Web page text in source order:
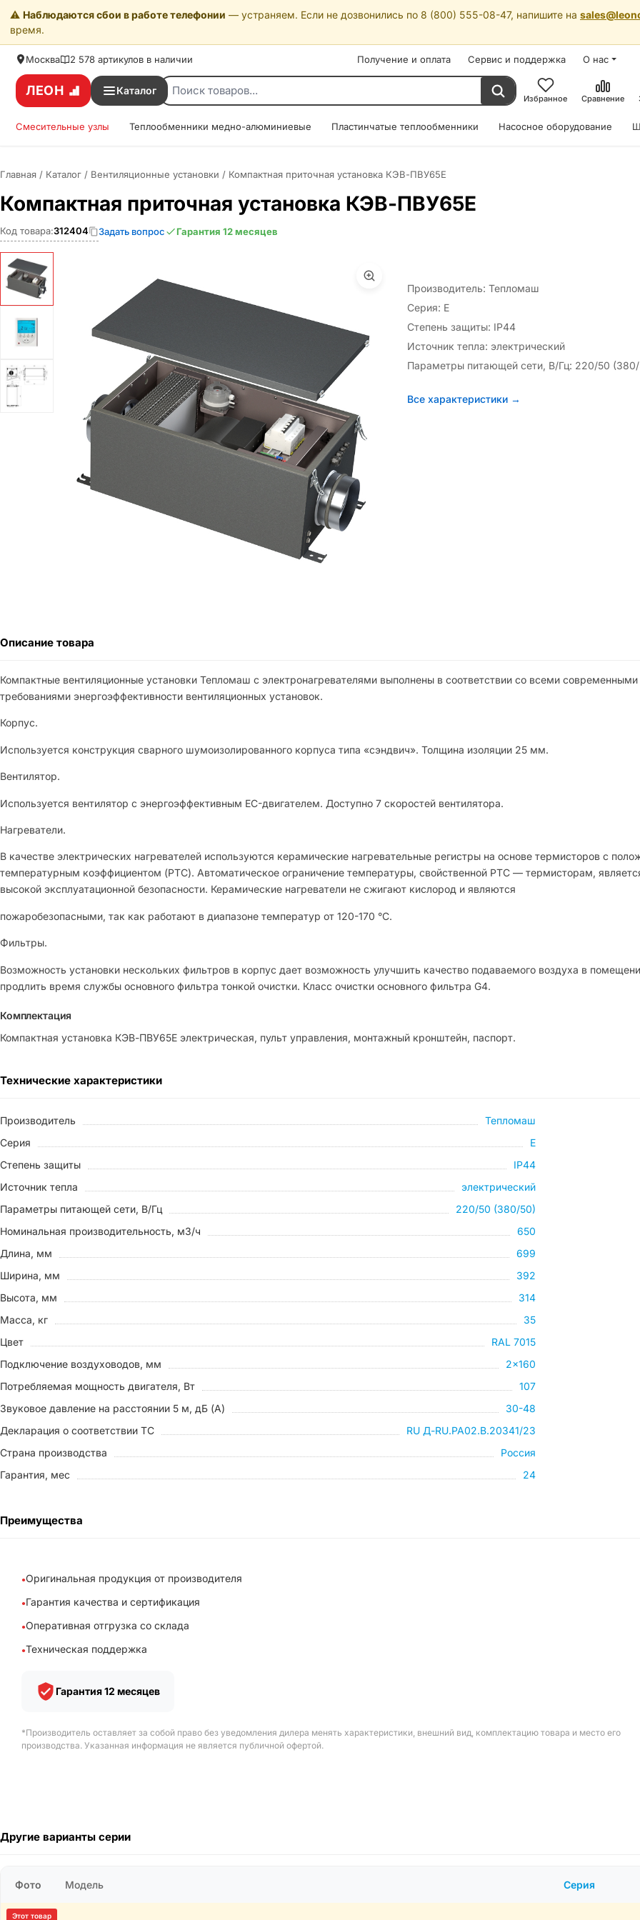
⚠️ Наблюдаются сбои в работе телефонии — устраняем. Если не дозвонились по 8 (800) 555-08-47, напишите на
время.
Москва 2 578 артикулов в наличии Получение и оплата Сервис и поддержка О нас
ЛЕОН Каталог
Избранное Сравнение
Смесительные узлы Теплообменники медно-алюминиевые Пластинчатые теплообменники Насосное оборудование
Главная / Каталог / Вентиляционные установки / Компактная приточная установка КЭВ-ПВУ65E
Компактная приточная установка КЭВ-ПВУ65E
Код товара:312404 Задать вопрос Гарантия 12 месяцев
Производитель: Тепломаш
Серия: E
Степень защиты: IP44
Источник тепла: электрический
Параметры питающей сети, В/Гц: 220/50
Все характеристики →
Описание товара
Компактные вентиляционные установки Тепломаш c электронагревателями выполнены в соответствии со всеми современными
требованиями энергоэффективности вентиляционных установок.
Корпус.
Используется конструкция сварного шумоизолированного корпуса типа «сэндвич». Толщина изоляции 25 мм.
Вентилятор.
Используется вентилятор с энергоэффективным EC-двигателем. Доступно 7 скоростей вентилятора.
Нагреватели.
В качестве электрических нагревателей используются керамические нагревательные регистры на основе термисторов с
температурным коэффициентом (РТС). Автоматическое ограничение температуры, свойственной РТС — термисторам,
высокой эксплуатационной безопасности. Керамические нагреватели не сжигают кислород и являются
пожаробезопасными, так как работают в диапазоне температур от 120-170 °С.
Фильтры.
Возможность установки нескольких фильтров в корпус дает возможность улучшить качество подаваемого воздуха в
продлить время службы основного фильтра тонкой очистки. Класс очистки основного фильтра G4.
Комплектация
Компактная установка КЭВ-ПВУ65E электрическая, пульт управления, монтажный кронштейн, паспорт.
Технические характеристики
Производитель
Тепломаш
Серия
E
Степень защиты
IP44
Источник тепла
электрический
Параметры питающей сети, В/Гц
220/50 (380/50)
Номинальная производительность, м3/ч
650
Длина, мм
699
Ширина, мм
392
Высота, мм
314
Масса, кг
35
Цвет
RAL 7015
Подключение воздуховодов, мм
2x160
Потребляемая мощность двигателя, Вт
107
Звуковое давление на расстоянии 5 м, дБ (A)
30-48
Декларация о соответствии ТС
RU Д-RU.РА02.В.20341/23
Страна производства
Россия
Гарантия, мес
24
Преимущества
Оригинальная продукция от производителя
Гарантия качества и сертификация
Оперативная отгрузка со склада
Техническая поддержка
Гарантия 12 месяцев
*Производитель оставляет за собой право без уведомления дилера менять характеристики, внешний вид, комплектацию товара и место его
производства. Указанная информация не является публичной офертой.
Другие варианты серии
Фото Модель Серия